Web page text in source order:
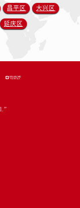
昌平区 大兴区
延庆区